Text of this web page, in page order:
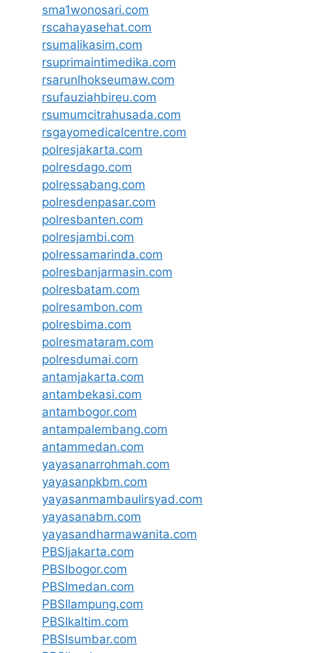
sma1wonosari.com
rscahayasehat.com
rsumalikasim.com
rsuprimaintimedika.com
rsarunlhokseumaw.com
rsufauziahbireu.com
rsumumcitrahusada.com
rsgayomedicalcentre.com
polresjakarta.com
polresdago.com
polressabang.com
polresdenpasar.com
polresbanten.com
polresjambi.com
polressamarinda.com
polresbanjarmasin.com
polresbatam.com
polresambon.com
polresbima.com
polresmataram.com
polresdumai.com
antamjakarta.com
antambekasi.com
antambogor.com
antampalembang.com
antammedan.com
yayasanarrohmah.com
yayasanpkbm.com
yayasanmambaulirsyad.com
yayasanabm.com
yayasandharmawanita.com
PBSIjakarta.com
PBSIbogor.com
PBSImedan.com
PBSIlampung.com
PBSIkaltim.com
PBSIsumbar.com